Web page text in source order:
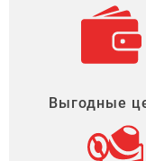
Выгодные